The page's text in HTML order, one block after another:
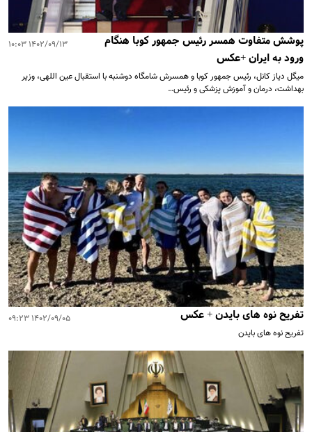
۱۴۰۲/۰۹/۱۳ ۱۰:۰۳
پوشش متفاوت همسر رئیس جمهور کوبا هنگام
ورود به ایران +عکس
میگل دیاز کانل، رئیس جمهور کوبا و همسرش شامگاه دوشنبه با استقبال عین اللهی، وزیر
بهداشت، درمان و آموزش پزشکی و رئیس…
۱۴۰۲/۰۹/۰۵ ۰۹:۲۳ تفریح نوه های بایدن + عکس
تفریح نوه های بایدن